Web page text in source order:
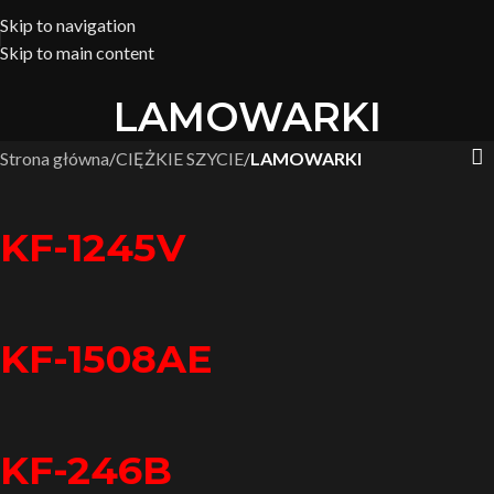
Skip to navigation
Skip to main content
LAMOWARKI
Strona główna/CIĘŻKIE SZYCIE/LAMOWARKI
KF-1245V
KF-1508AE
KF-246B